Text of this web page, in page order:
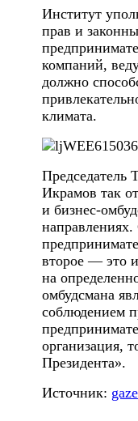
Институт
прав и
компаний,
должно
климата.
Председатель
Икрамов так
и бизнес-
второе — это
на
омбудсмана
соблюдением
организация,
Президента».
Источник: